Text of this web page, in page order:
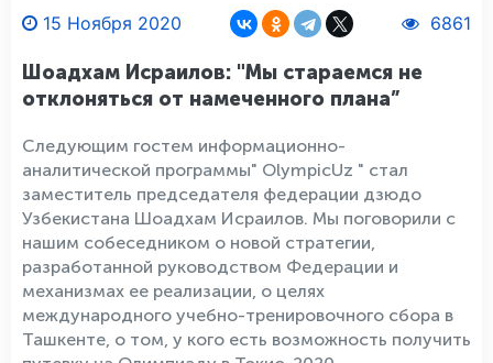
15 Ноября 2020 6861
Шоадхам Исраилов: "Мы стараемся не
отклоняться от намеченного плана”
Следующим гостем информационно-
аналитической программы" OlympicUz " стал
заместитель председателя федерации дзюдо
Узбекистана Шоадхам Исраилов. Мы поговорили с
нашим собеседником о новой стратегии,
разработанной руководством Федерации и
механизмах ее реализации, о целях
международного учебно-тренировочного сбора в
Ташкенте, о том, у кого есть возможность получить